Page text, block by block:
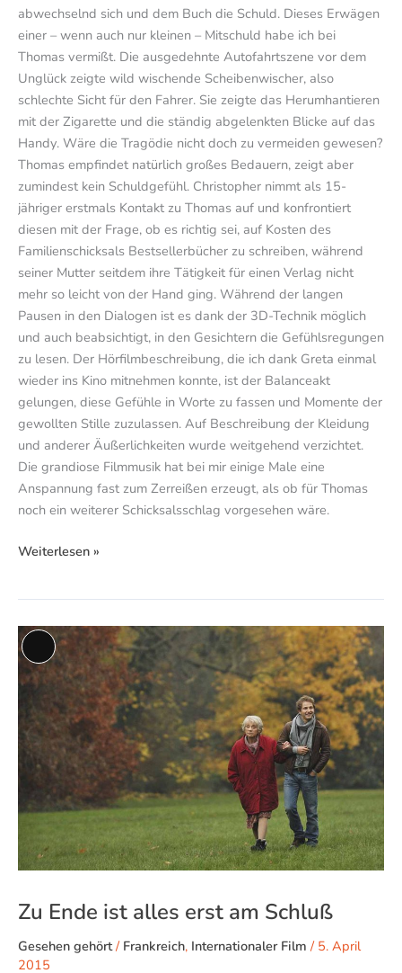
abwechselnd sich und dem Buch die Schuld. Dieses Erwägen
einer – wenn auch nur kleinen – Mitschuld habe ich bei
Thomas vermißt. Die ausgedehnte Autofahrtszene vor dem
Unglück zeigte wild wischende Scheibenwischer, also
schlechte Sicht für den Fahrer. Sie zeigte das Herumhantieren
mit der Zigarette und die ständig abgelenkten Blicke auf das
Handy. Wäre die Tragödie nicht doch zu vermeiden gewesen?
Thomas empfindet natürlich großes Bedauern, zeigt aber
zumindest kein Schuldgefühl. Christopher nimmt als 15-
jähriger erstmals Kontakt zu Thomas auf und konfrontiert
diesen mit der Frage, ob es richtig sei, auf Kosten des
Familienschicksals Bestsellerbücher zu schreiben, während
seiner Mutter seitdem ihre Tätigkeit für einen Verlag nicht
mehr so leicht von der Hand ging. Während der langen
Pausen in den Dialogen ist es dank der 3D-Technik möglich
und auch beabsichtigt, in den Gesichtern die Gefühlsregungen
zu lesen. Der Hörfilmbeschreibung, die ich dank Greta einmal
wieder ins Kino mitnehmen konnte, ist der Balanceakt
gelungen, diese Gefühle in Worte zu fassen und Momente der
gewollten Stille zuzulassen. Auf Beschreibung der Kleidung
und anderer Äußerlichkeiten wurde weitgehend verzichtet.
Die grandiose Filmmusik hat bei mir einige Male eine
Anspannung fast zum Zerreißen erzeugt, als ob für Thomas
noch ein weiterer Schicksalsschlag vorgesehen wäre.
Weiterlesen »
Lange
Beschreibung
Zu Ende ist alles erst am Schluß
Gesehen gehört/ Frankreich, Internationaler Film / 5. April
2015
Zu
Ende
ist
alles
erst
am
Schluß